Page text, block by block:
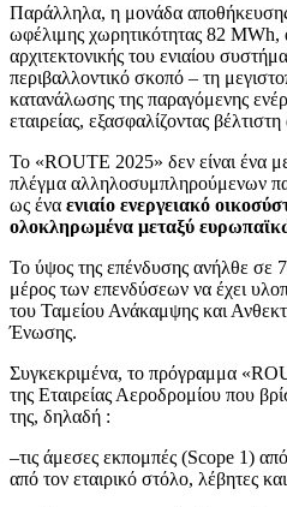
Παράλληλα, η μονάδα αποθήκευσης
ωφέλιμης χωρητικότητας 82 MWh,
αρχιτεκτονικής του ενιαίου
περιβαλλοντικό σκοπό – τη
κατανάλωσης της παραγόμενης
εταιρείας, εξασφαλίζοντας
Το «ROUTE 2025» δεν είναι ένα
πλέγμα αλληλοσυμπληρούμενων
ως ένα ενιαίο ενεργειακό
ολοκληρωμένα μεταξύ
Το ύψος της επένδυσης ανήλθε σε
μέρος των επενδύσεων να έχει
του Ταμείου Ανάκαμψης και
Ένωσης.
Συγκεκριμένα, το πρόγραμμα «
της Εταιρείας Αεροδρομίου που
της, δηλαδή :
–τις άμεσες εκπομπές (Scope 1)
από τον εταιρικό στόλο, λέβητες